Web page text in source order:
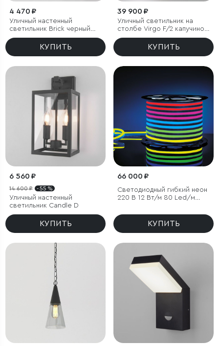
4 470 ₽
Уличный настенный
светильник Brick черный
IP33
КУПИТЬ
39 900 ₽
Уличный светильник на
столбе Virgo F/2 капучино
IP44
КУПИТЬ
6 560 ₽
14 600 ₽ - 55 %
Уличный настенный
светильник Candle D
КУПИТЬ
66 000 ₽
Светодиодный гибкий неон
220 В 12 Вт/м 80 Led/м
RGB, 50 м
КУПИТЬ